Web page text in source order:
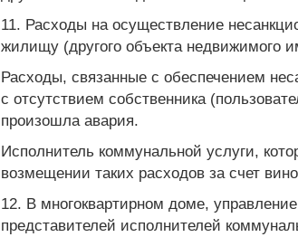
11. Расходы на осуществление
жилищу (другого объекта недвижимого
Расходы, связанные с обеспечением
с отсутствием собственника
произошла авария.
Исполнитель коммунальной услуги,
возмещении таких расходов за счет
12. В многоквартирном доме,
представителей исполнителей